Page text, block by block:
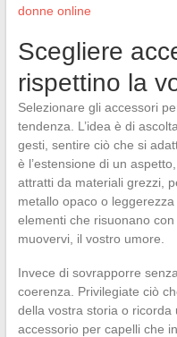
donne online
Scegliere
rispettino la
Selezionare gli accessori
tendenza. L’idea è di
gesti, sentire ciò che si
è l’estensione di un
attratti da materiali grezzi,
metallo opaco o
elementi che risuonano
muovervi, il vostro umore.
Invece di sovrapporre
coerenza. Privilegiate ciò
della vostra storia o
accessorio per capelli che